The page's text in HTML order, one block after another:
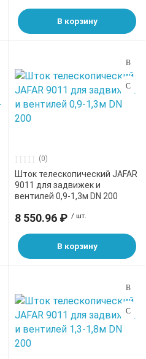
В корзину
(0)
Шток телескопический JAFAR
9011 для задвижек и
вентилей 0,9-1,3м DN 200
8 550.96 ₽ / шт.
В корзину